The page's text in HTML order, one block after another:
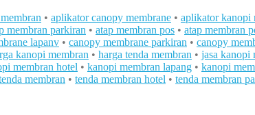
• aplikator canopy membrane • aplikator kanopi
membran parkiran • atap membran pos • atap membran
lapanv • canopy membrane parkiran • canopy
kanopi membran • harga tenda membran • jasa kanopi
membran hotel • kanopi membran lapang • kanopi
membran • tenda membran hotel • tenda membran